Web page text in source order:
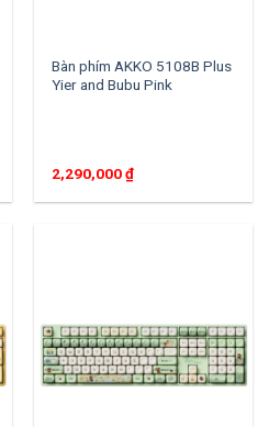
Bàn phím AKKO 5108B Plus
Yier and Bubu Pink
2,290,000₫